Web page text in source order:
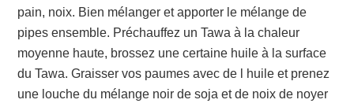
pain, noix. Bien mélanger et apporter le mélange de
pipes ensemble. Préchauffez un Tawa à la chaleur
moyenne haute, brossez une certaine huile à la surface
du Tawa. Graisser vos paumes avec de l huile et prenez
une louche du mélange noir de soja et de noix de noyer